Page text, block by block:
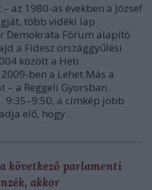
– az 1980-as években a József
több vidéki lap
Demokrata Fórum alapító
a Fidesz országgyűlési
között a Heti
ben a Lehet Más a
a Reggeli Gyorsban.
9:35–9:50, a címkép jobb
elő, hogy
következő parlamenti
akkor